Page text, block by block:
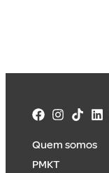
Quem somos
PMKT